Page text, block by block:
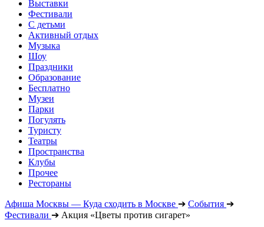
Выставки
Фестивали
С детьми
Активный отдых
Музыка
Шоу
Праздники
Образование
Бесплатно
Музеи
Парки
Погулять
Туристу
Театры
Пространства
Клубы
Прочее
Рестораны
Афиша Москвы — Куда сходить в Москве ➔ События ➔
Фестивали ➔ Акция «Цветы против сигарет»